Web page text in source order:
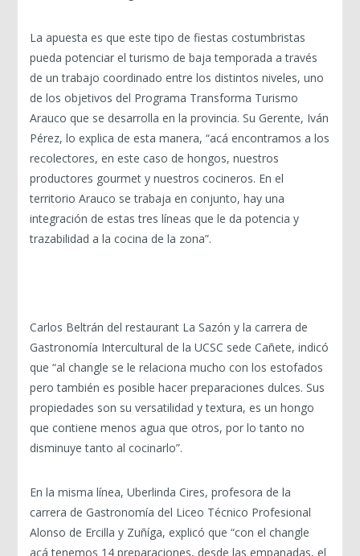
La apuesta es que este tipo de fiestas costumbristas
pueda potenciar el turismo de baja temporada a través
de un trabajo coordinado entre los distintos niveles, uno
de los objetivos del Programa Transforma Turismo
Arauco que se desarrolla en la provincia. Su Gerente, Iván
Pérez, lo explica de esta manera, “acá encontramos a los
recolectores, en este caso de hongos, nuestros
productores gourmet y nuestros cocineros. En el
territorio Arauco se trabaja en conjunto, hay una
integración de estas tres líneas que le da potencia y
trazabilidad a la cocina de la zona”.
Carlos Beltrán del restaurant La Sazón y la carrera de
Gastronomía Intercultural de la UCSC sede Cañete, indicó
que “al changle se le relaciona mucho con los estofados
pero también es posible hacer preparaciones dulces. Sus
propiedades son su versatilidad y textura, es un hongo
que contiene menos agua que otros, por lo tanto no
disminuye tanto al cocinarlo”.
En la misma línea, Uberlinda Cires, profesora de la
carrera de Gastronomía del Liceo Técnico Profesional
Alonso de Ercilla y Zuñíga, explicó que “con el changle
acá tenemos 14 preparaciones, desde las empanadas, el